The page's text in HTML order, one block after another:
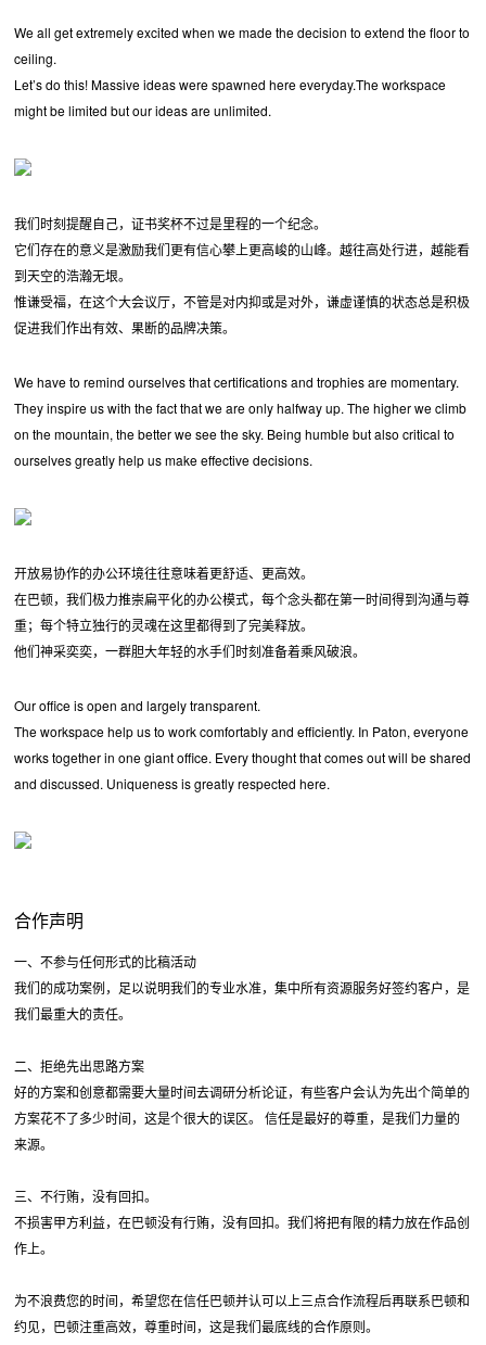
We all get extremely excited when we made the decision to extend the floor to
ceiling.
Let’s do this! Massive ideas were spawned here everyday.The workspace
might be limited but our ideas are unlimited.
我们时刻提醒自己，证书奖杯不过是里程的一个纪念。
它们存在的意义是激励我们更有信心攀上更高峻的山峰。越往高处行进，越能看
到天空的浩瀚无垠。
惟谦受福，在这个大会议厅，不管是对内抑或是对外，谦虚谨慎的状态总是积极
促进我们作出有效、果断的品牌决策。
We have to remind ourselves that certifications and trophies are momentary.
They inspire us with the fact that we are only halfway up. The higher we climb
on the mountain, the better we see the sky. Being humble but also critical to
ourselves greatly help us make effective decisions.
开放易协作的办公环境往往意味着更舒适、更高效。
在巴顿，我们极力推崇扁平化的办公模式，每个念头都在第一时间得到沟通与尊
重；每个特立独行的灵魂在这里都得到了完美释放。
他们神采奕奕，一群胆大年轻的水手们时刻准备着乘风破浪。
Our office is open and largely transparent.
The workspace help us to work comfortably and efficiently. In Paton, everyone
works together in one giant office. Every thought that comes out will be shared
and discussed. Uniqueness is greatly respected here.
合作声明
一、不参与任何形式的比稿活动
我们的成功案例，足以说明我们的专业水准，集中所有资源服务好签约客户，是
我们最重大的责任。
二、拒绝先出思路方案
好的方案和创意都需要大量时间去调研分析论证，有些客户会认为先出个简单的
方案花不了多少时间，这是个很大的误区。 信任是最好的尊重，是我们力量的
来源。
三、不行贿，没有回扣。
不损害甲方利益，在巴顿没有行贿，没有回扣。我们将把有限的精力放在作品创
作上。
为不浪费您的时间，希望您在信任巴顿并认可以上三点合作流程后再联系巴顿和
约见，巴顿注重高效，尊重时间，这是我们最底线的合作原则。